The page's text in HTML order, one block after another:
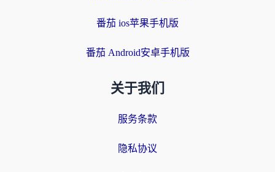
番茄 ios苹果手机版
番茄 Android安卓手机版
关于我们
服务条款
隐私协议